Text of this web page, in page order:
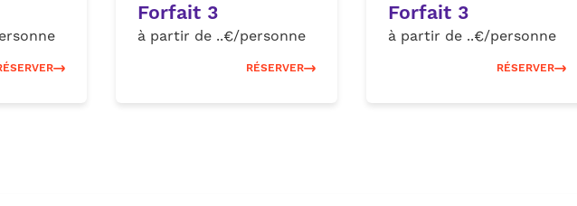
Forfait 3
à partir de ..€/personne
RÉSERVER
Forfait 3
à partir de ..€/personne
RÉSERVER